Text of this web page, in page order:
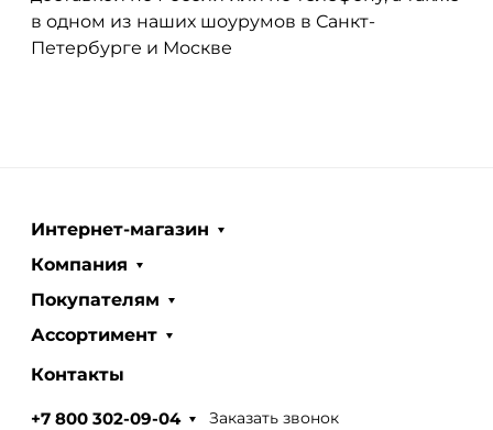
в одном из наших шоурумов в Санкт-
Петербурге и Москве
Интернет-магазин
Компания
Покупателям
Ассортимент
Контакты
+7 800 302-09-04 Заказать звонок